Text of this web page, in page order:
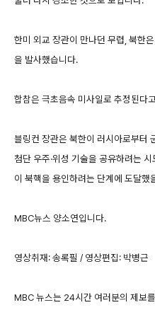
한미 외교 장관이 만나던 무렵, 북한
을 발사했습니다.
합참은 극초음속 미사일로 추정된다
블링컨 장관은 북한이 러시아로부터
첨단 우주·위성 기술을 공유하려는
이 북핵을 용인하려는 단계에 도달했
MBC뉴스 양소연입니다.
영상취재: 송록필 / 영상편집: 박병근
MBC 뉴스는 24시간 여러분의 제보